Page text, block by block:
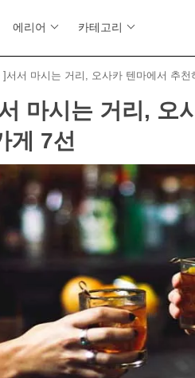
에리어 카테고리
]서서 마시는 거리, 오사카 텐마에서 추천
마시는 거리, 오
게 7선